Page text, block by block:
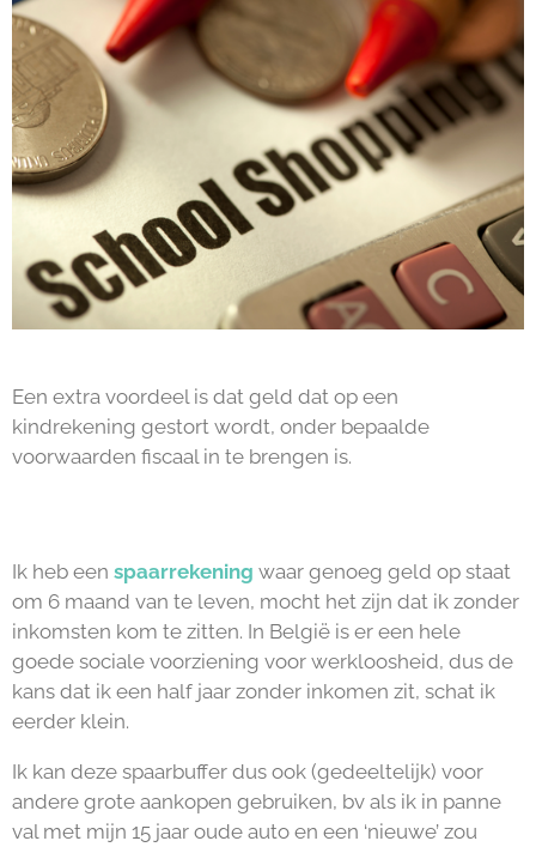
Een extra voordeel is dat geld dat op een
kindrekening gestort wordt, onder bepaalde
voorwaarden fiscaal in te brengen is.
Ik heb een spaarrekening waar genoeg geld op staat
om 6 maand van te leven, mocht het zijn dat ik zonder
inkomsten kom te zitten. In België is er een hele
goede sociale voorziening voor werkloosheid, dus de
kans dat ik een half jaar zonder inkomen zit, schat ik
eerder klein.
Ik kan deze spaarbuffer dus ook (gedeeltelijk) voor
andere grote aankopen gebruiken, bv als ik in panne
val met mijn 15 jaar oude auto en een ‘nieuwe’ zou